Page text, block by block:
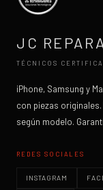
JC
TÉCNICOS
iPhone, Samsung y
con piezas
según modelo.
REDES SOCIALES
INSTAGRAM